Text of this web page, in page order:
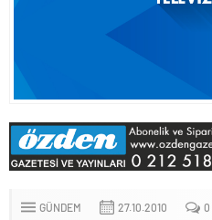
GÜNDEM 27.10.2010 0